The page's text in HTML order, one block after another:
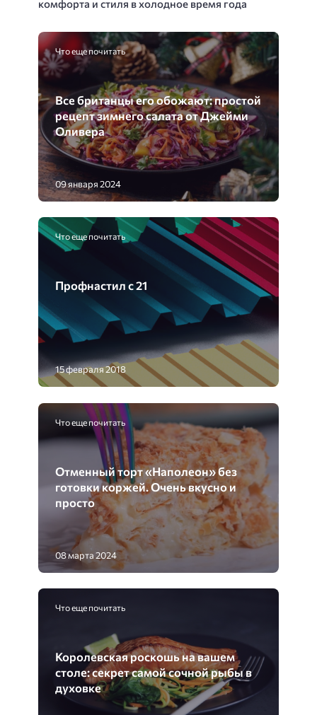
комфорта и стиля в холодное время года
Что еще почитать
Все британцы его обожают: простой
рецепт зимнего салата от Джейми
Оливера
09 января 2024
Что еще почитать
Профнастил с 21
15 февраля 2018
Что еще почитать
Отменный торт «Наполеон» без
готовки коржей. Очень вкусно и
просто
08 марта 2024
Что еще почитать
Королевская роскошь на вашем
столе: секрет самой сочной рыбы в
духовке